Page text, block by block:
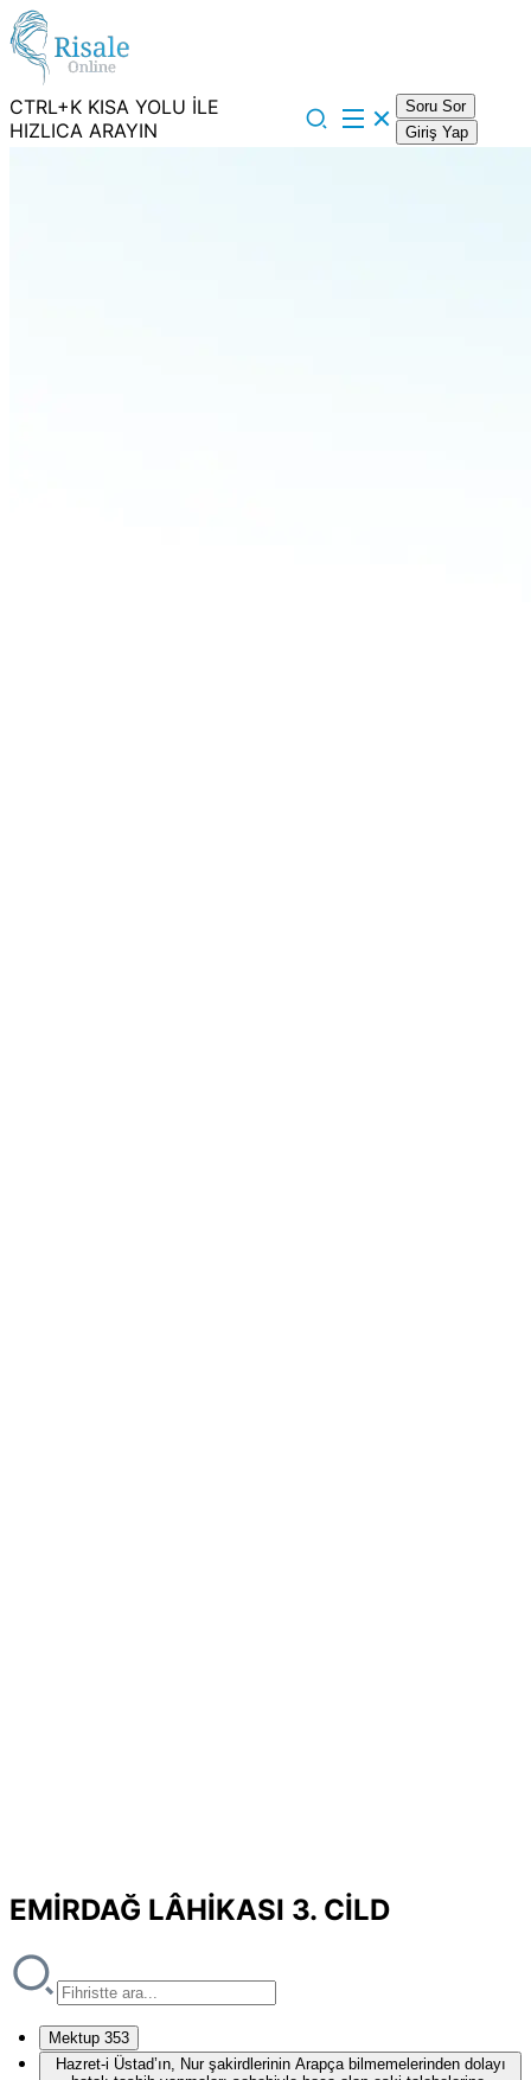
CTRL+K KISA YOLU İLE
HIZLICA ARAYIN
Soru Sor
Giriş Yap
EMİRDAĞ LÂHİKASI 3. CİLD
Mektup 353
Hazret-i Üstad’ın, Nur şakirdlerinin Arapça bilmemelerinden dolayı